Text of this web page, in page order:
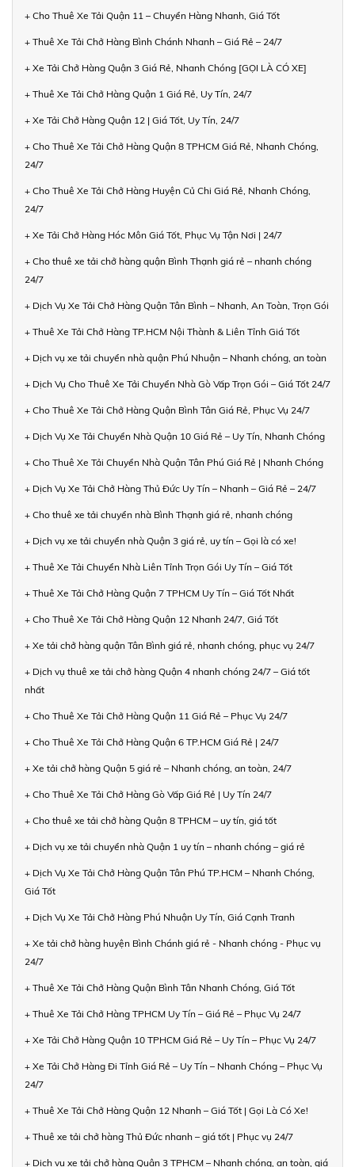
+ Cho Thuê Xe Tải Quận 11 – Chuyển Hàng Nhanh, Giá Tốt
+ Thuê Xe Tải Chở Hàng Bình Chánh Nhanh – Giá Rẻ – 24/7
+ Xe Tải Chở Hàng Quận 3 Giá Rẻ, Nhanh Chóng [GỌI LÀ CÓ XE]
+ Thuê Xe Tải Chở Hàng Quận 1 Giá Rẻ, Uy Tín, 24/7
+ Xe Tải Chở Hàng Quận 12 | Giá Tốt, Uy Tín, 24/7
+ Cho Thuê Xe Tải Chở Hàng Quận 8 TPHCM Giá Rẻ, Nhanh Chóng,
24/7
+ Cho Thuê Xe Tải Chở Hàng Huyện Củ Chi Giá Rẻ, Nhanh Chóng,
24/7
+ Xe Tải Chở Hàng Hóc Môn Giá Tốt, Phục Vụ Tận Nơi | 24/7
+ Cho thuê xe tải chở hàng quận Bình Thạnh giá rẻ – nhanh chóng
24/7
+ Dịch Vụ Xe Tải Chở Hàng Quận Tân Bình – Nhanh, An Toàn, Trọn Gói
+ Thuê Xe Tải Chở Hàng TP.HCM Nội Thành & Liên Tỉnh Giá Tốt
+ Dịch vụ xe tải chuyển nhà quận Phú Nhuận – Nhanh chóng, an toàn
+ Dịch Vụ Cho Thuê Xe Tải Chuyển Nhà Gò Vấp Trọn Gói – Giá Tốt 24/7
+ Cho Thuê Xe Tải Chở Hàng Quận Bình Tân Giá Rẻ, Phục Vụ 24/7
+ Dịch Vụ Xe Tải Chuyển Nhà Quận 10 Giá Rẻ – Uy Tín, Nhanh Chóng
+ Cho Thuê Xe Tải Chuyển Nhà Quận Tân Phú Giá Rẻ | Nhanh Chóng
+ Dịch Vụ Xe Tải Chở Hàng Thủ Đức Uy Tín – Nhanh – Giá Rẻ – 24/7
+ Cho thuê xe tải chuyển nhà Bình Thạnh giá rẻ, nhanh chóng
+ Dịch vụ xe tải chuyển nhà Quận 3 giá rẻ, uy tín – Gọi là có xe!
+ Thuê Xe Tải Chuyển Nhà Liên Tỉnh Trọn Gói Uy Tín – Giá Tốt
+ Thuê Xe Tải Chở Hàng Quận 7 TPHCM Uy Tín – Giá Tốt Nhất
+ Cho Thuê Xe Tải Chở Hàng Quận 12 Nhanh 24/7, Giá Tốt
+ Xe tải chở hàng quận Tân Bình giá rẻ, nhanh chóng, phục vụ 24/7
+ Dịch vụ thuê xe tải chở hàng Quận 4 nhanh chóng 24/7 – Giá tốt
nhất
+ Cho Thuê Xe Tải Chở Hàng Quận 11 Giá Rẻ – Phục Vụ 24/7
+ Cho Thuê Xe Tải Chở Hàng Quận 6 TP.HCM Giá Rẻ | 24/7
+ Xe tải chở hàng Quận 5 giá rẻ – Nhanh chóng, an toàn, 24/7
+ Cho Thuê Xe Tải Chở Hàng Gò Vấp Giá Rẻ | Uy Tín 24/7
+ Cho thuê xe tải chở hàng Quận 8 TPHCM – uy tín, giá tốt
+ Dịch vụ xe tải chuyển nhà Quận 1 uy tín – nhanh chóng – giá rẻ
+ Dịch Vụ Xe Tải Chở Hàng Quận Tân Phú TP.HCM – Nhanh Chóng,
Giá Tốt
+ Dịch Vụ Xe Tải Chở Hàng Phú Nhuận Uy Tín, Giá Cạnh Tranh
+ Xe tải chở hàng huyện Bình Chánh giá rẻ - Nhanh chóng - Phục vụ
24/7
+ Thuê Xe Tải Chở Hàng Quận Bình Tân Nhanh Chóng, Giá Tốt
+ Thuê Xe Tải Chở Hàng TPHCM Uy Tín – Giá Rẻ – Phục Vụ 24/7
+ Xe Tải Chở Hàng Quận 10 TPHCM Giá Rẻ – Uy Tín – Phục Vụ 24/7
+ Xe Tải Chở Hàng Đi Tỉnh Giá Rẻ – Uy Tín – Nhanh Chóng – Phục Vụ
24/7
+ Thuê Xe Tải Chở Hàng Quận 12 Nhanh – Giá Tốt | Gọi Là Có Xe!
+ Thuê xe tải chở hàng Thủ Đức nhanh – giá tốt | Phục vụ 24/7
+ Dịch vụ xe tải chở hàng Quận 3 TPHCM – Nhanh chóng, an toàn, giá